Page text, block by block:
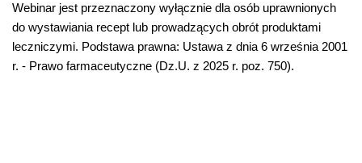
Webinar jest przeznaczony wyłącznie dla osób uprawnionych
do wystawiania recept lub prowadzących obrót produktami
leczniczymi. Podstawa prawna: Ustawa z dnia 6 września 2001
r. - Prawo farmaceutyczne (Dz.U. z 2025 r. poz. 750).